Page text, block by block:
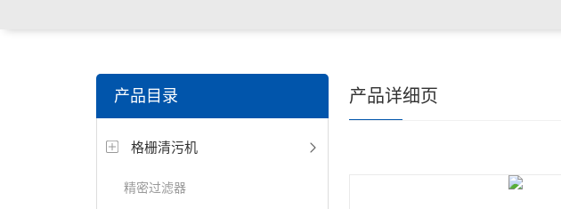
器，刮/吸泥机等水处理设备
产品目录
格栅清污机
精密过滤器
产品详细页